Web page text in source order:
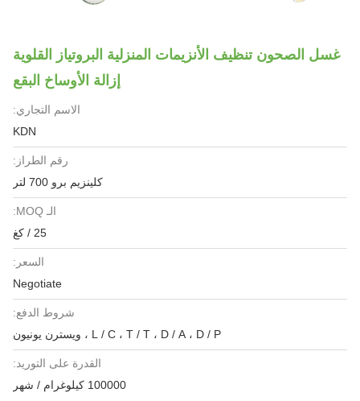
غسل الصحون تنظيف الأنزيمات المنزلية البروتياز القلوية
إزالة الأوساخ البقع
الاسم التجاري:
KDN
رقم الطراز:
كلينزيم برو 700 لتر
الـ MOQ:
25 / كغ
السعر:
Negotiate
شروط الدفع:
L / C ، T / T ، D / A ، D / P ، ويسترن يونيون
القدرة على التوريد:
100000 كيلوغرام / شهر